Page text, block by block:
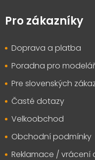
pPro zákazníky
Doprava a platba
Poradna pro
Pre slovenských
Časté dotazy
Velkoobchod
Obchodní podmínky
Reklamace / vrácení